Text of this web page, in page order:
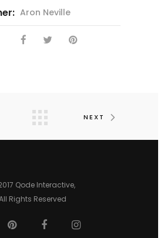
Aron Neville
NEXT
Qode Interactive,
Rights Reserved